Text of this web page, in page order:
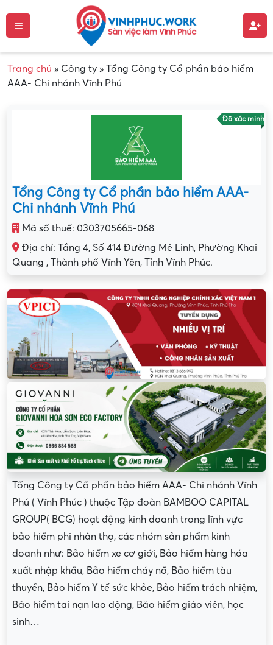
Trang chủ » Công ty » Tổng Công ty Cổ phần bảo hiểm
AAA- Chi nhánh Vĩnh Phú
Đã xác minh
Tổng Công ty Cổ phần bảo hiểm AAA-
Chi nhánh Vĩnh Phú
Mã số thuế: 0303705665-068
Địa chỉ: Tầng 4, Số 414 Đường Mê Linh, Phường Khai
Quang , Thành phố Vĩnh Yên, Tỉnh Vĩnh Phúc.
Tổng Công ty Cổ phần bảo hiểm AAA- Chi nhánh Vĩnh
Phú ( Vĩnh Phúc ) thuộc Tập đoàn BAMBOO CAPITAL
GROUP( BCG) hoạt động kinh doanh trong lĩnh vực
bảo hiểm phi nhân thọ, các nhóm sản phẩm kinh
doanh như: Bảo hiểm xe cơ giới, Bảo hiểm hàng hóa
xuất nhập khẩu, Bảo hiểm cháy nổ, Bảo hiểm tàu
thuyền, Bảo hiểm Y tế sức khỏe, Bảo hiểm trách nhiệm,
Bảo hiểm tai nạn lao động, Bảo hiểm giáo viên, học
sinh…